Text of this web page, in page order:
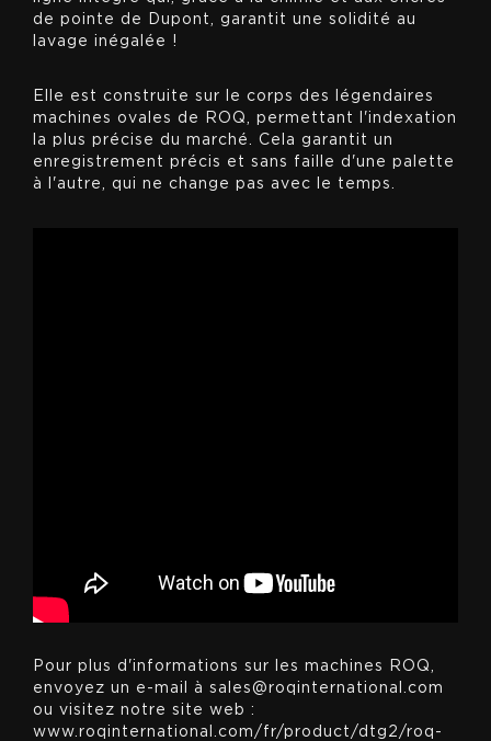
de pointe de Dupont, garantit une solidité au
lavage inégalée !
Elle est construite sur le corps des légendaires
machines ovales de ROQ, permettant l'indexation
la plus précise du marché. Cela garantit un
enregistrement précis et sans faille d'une palette
à l'autre, qui ne change pas avec le temps.
Pour plus d'informations sur les machines ROQ,
envoyez un e-mail à sales@roqinternational.com
ou visitez notre site web :
www.roqinternational.com/fr/product/dtg2/roq-